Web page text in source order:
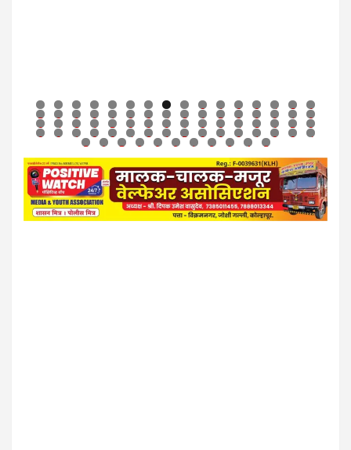
0 1 2 3 4 5 6
7 8 9 0 1 2 3 4 5 6 7 8 9 0 1 2
3 4 5 6 7 8 9 0 1 2 3 4 5 6 7 8
9 0 1 2 3 4 5 6 7 8 9 0 1 2 3 4
5 6 7 8 9 0 1 2 3 4 5